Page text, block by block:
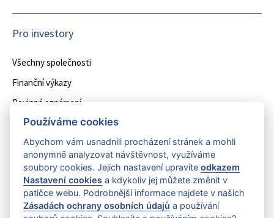
Pro investory
Všechny společnosti
Finanční výkazy
Povinná oznámení
Další oznámení
Struktura skupiny
Oznámení
EMMA Capital navyšuje svůj podíl ve společnosti Entain CEE
Používáme cookies
Abychom vám usnadnili procházení stránek a mohli
anonymně analyzovat návštěvnost, využíváme
soubory cookies. Jejich nastavení upravíteodkazem
Nastavení cookies a kdykoliv jej můžete změnit v
patičce webu. Podrobnější informace najdete v našich
Zásadách ochrany osobních údajů a používání